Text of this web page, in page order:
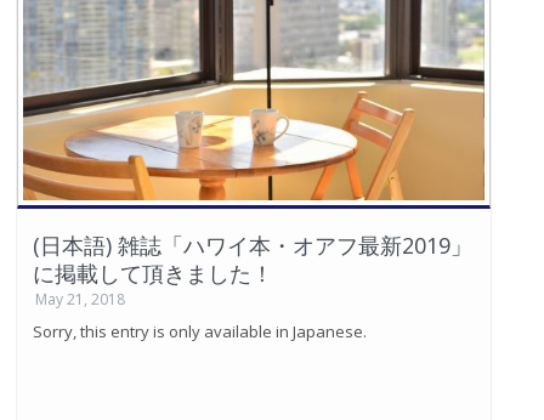
(日本語) 雑誌「ハワイ本・オアフ最新2019」
に掲載して頂きました！
May 21, 2018
Sorry, this entry is only available in Japanese.